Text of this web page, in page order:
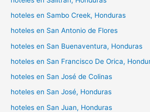
hoteles en Sambo Creek, Honduras
hoteles en San Antonio de Flores
hoteles en San Buenaventura, Honduras
hoteles en San Francisco De Orica,
hoteles en San José de Colinas
hoteles en San José, Honduras
hoteles en San Juan, Honduras